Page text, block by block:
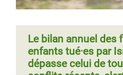
Le bilan annuel des
enfants tué·es par
dépasse celui de